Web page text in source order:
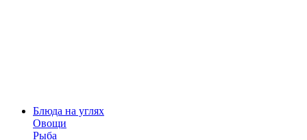
Блюда на углях
Овощи
Рыба